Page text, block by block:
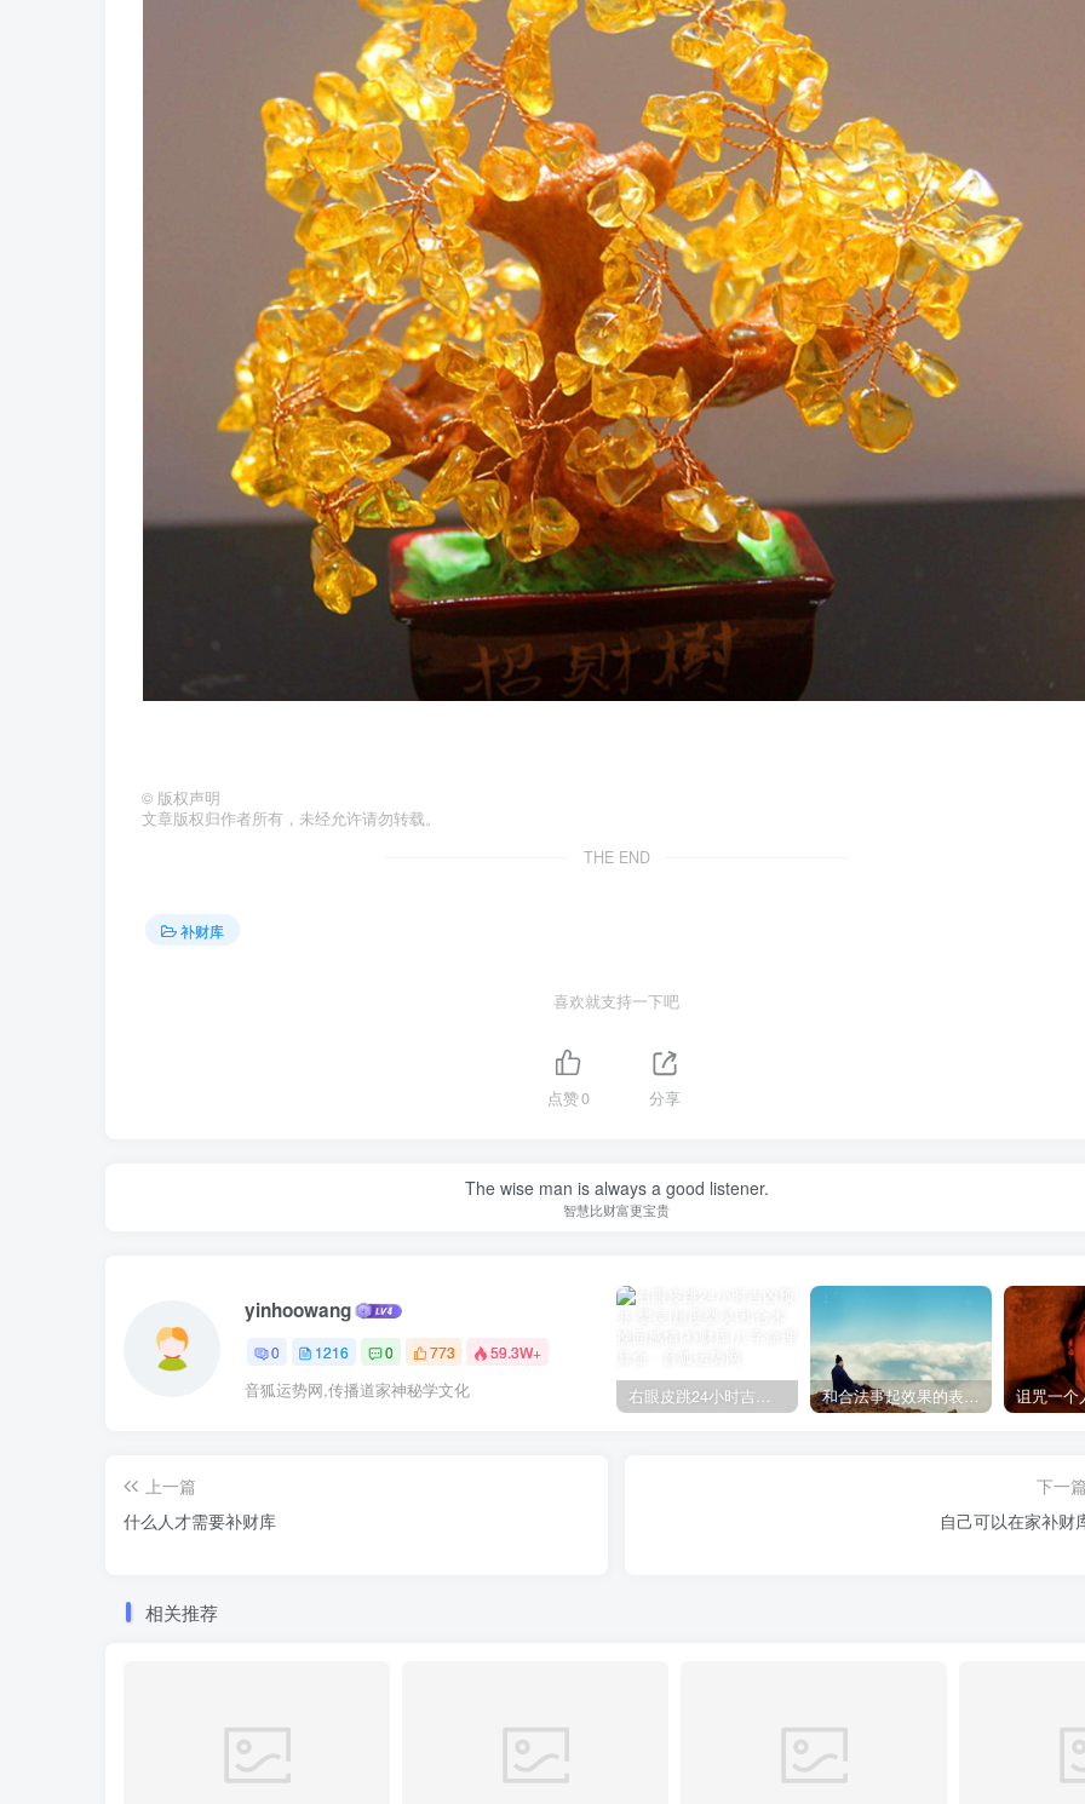
© 版权声明
文章版权归作者所有，未经允许请勿转载。
THE END
补财库
喜欢就支持一下吧
点赞0 分享
The wise man is always a good listener.
智慧比财富更宝贵
yinhoowang
0 1216 0 773 59.3W+
音狐运势网,传播道家神秘学文化
上一篇
什么人才需要补财库
下一篇
自己可以在家补财
相关推荐